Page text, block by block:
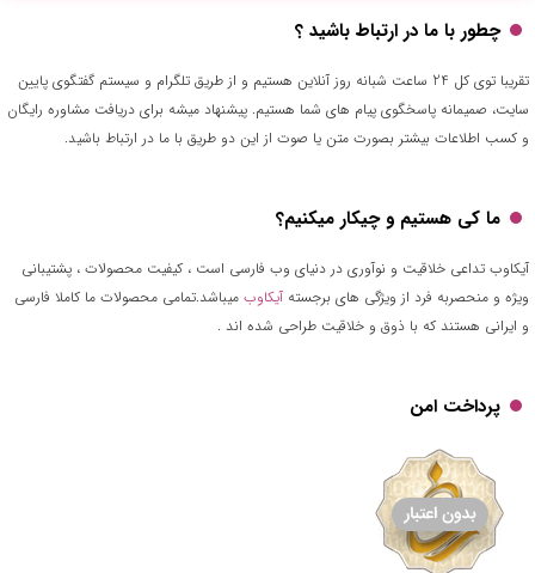
چطور با ما در ارتباط باشید ؟
تقریبا توی کل 24 ساعت شبانه روز آنلاین هستیم و از طریق تلگرام و سیستم گفتگوی پایین
سایت، صمیمانه پاسخگوی پیام های شما هستیم. پیشنهاد میشه برای دریافت مشاوره رایگان
و کسب اطلاعات بیشتر بصورت متن یا صوت از این دو طریق با ما در ارتباط باشید.
ما کی هستیم و چیکار میکنیم؟
آیکاوب تداعی خلاقیت و نوآوری در دنیای وب فارسی است ، کیفیت محصولات ، پشتیبانی
ویژه و منحصربه فرد از ویژگی های برجسته آیکاوب میباشد.تمامی محصولات ما کاملا فارسی
و ایرانی هستند که با ذوق و خلاقیت طراحی شده اند .
پرداخت امن